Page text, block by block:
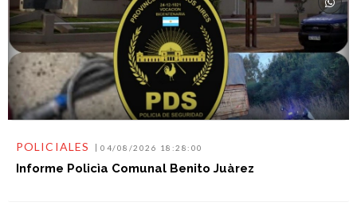
POLICIALES 04/08/2026 18:28:00
Informe Policìa Comunal Benito Juàrez